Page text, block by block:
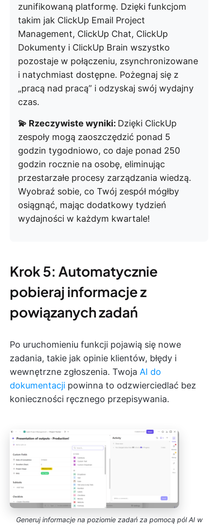
zunifikowaną platformę. Dzięki funkcjom
takim jak ClickUp Email Project
Management, ClickUp Chat, ClickUp
Dokumenty i ClickUp Brain wszystko
pozostaje w połączeniu, zsynchronizowane
i natychmiast dostępne. Pożegnaj się z
„pracą nad pracą” i odzyskaj swój wydajny
czas.
💫 Rzeczywiste wyniki: Dzięki ClickUp
zespoły mogą zaoszczędzić ponad 5
godzin tygodniowo, co daje ponad 250
godzin rocznie na osobę, eliminując
przestarzałe procesy zarządzania wiedzą.
Wyobraź sobie, co Twój zespół mógłby
osiągnąć, mając dodatkowy tydzień
wydajności w każdym kwartale!
Krok 5: Automatycznie
pobieraj informacje z
powiązanych zadań
Po uruchomieniu funkcji pojawią się nowe
zadania, takie jak opinie klientów, błędy i
wewnętrzne zgłoszenia. Twoja AI do
dokumentacji powinna to odzwierciedlać bez
konieczności ręcznego przepisywania.
Generuj informacje na poziomie zadań za pomocą pól AI w